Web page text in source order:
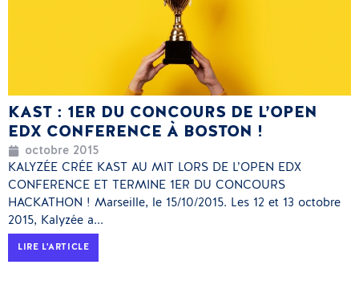
KAST : 1ER DU CONCOURS DE L’OPEN
EDX CONFERENCE À BOSTON !
octobre 2015
KALYZÉE CRÉE KAST AU MIT LORS DE L’OPEN EDX
CONFERENCE ET TERMINE 1ER DU CONCOURS
HACKATHON ! Marseille, le 15/10/2015. Les 12 et 13 octobre
2015, Kalyzée a...
LIRE L'ARTICLE